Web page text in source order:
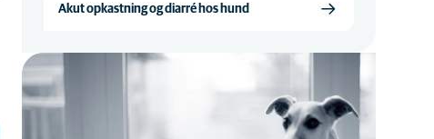
Akut opkastning og diarré hos hund